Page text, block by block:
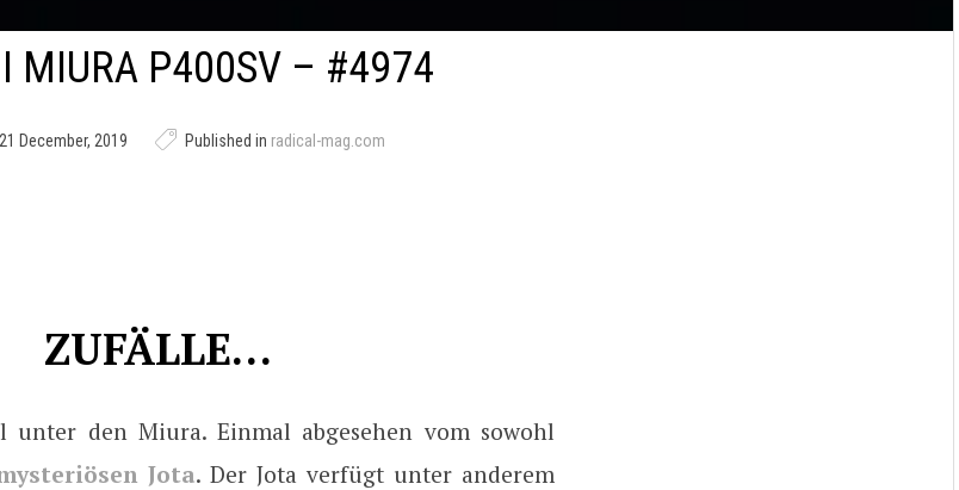
MIURA P400SV – #4974
December, 2019 Published in radical-mag.com
ZUFÄLLE…
unter den Miura. Einmal abgesehen vom sowohl
Jota. Der Jota verfügt unter anderem